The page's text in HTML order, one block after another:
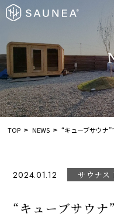
TOP NEWS “キューブサウナ
2024.01.12 サウナス
“キューブサウ